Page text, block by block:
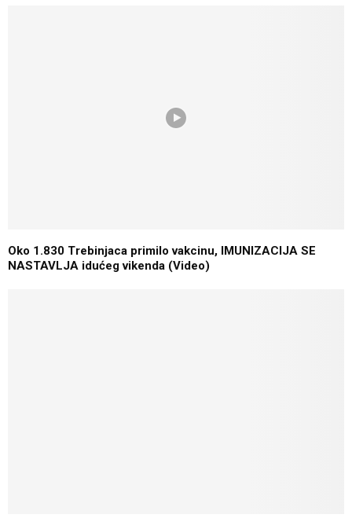
Oko 1.830 Trebinjaca primilo vakcinu, IMUNIZACIJA SE
NASTAVLJA idućeg vikenda (Video)